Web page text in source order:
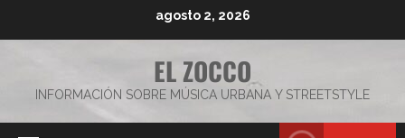
agosto 2, 2026
EL ZOCCO
INFORMACIÓN SOBRE MÚSICA URBANA Y STREETSTYLE